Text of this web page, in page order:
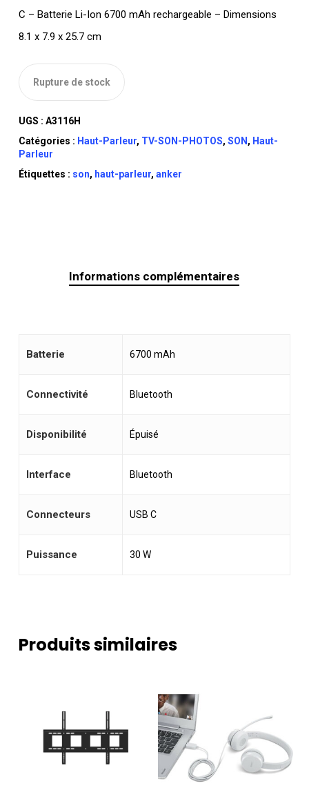
C – Batterie Li-Ion 6700 mAh rechargeable – Dimensions
8.1 x 7.9 x 25.7 cm
Rupture de stock
UGS : A3116H
Catégories : Haut-Parleur, TV-SON-PHOTOS, SON , Haut-
Parleur
Étiquettes : son, haut-parleur, anker
Informations complémentaires
Batterie 6700 mAh
Connectivité Bluetooth
Disponibilité Épuisé
Interface Bluetooth
Connecteurs USB C
Puissance 30 W
Produits similaires